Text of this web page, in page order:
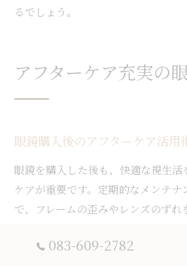
るでしょう。
アフターケア充実の
眼鏡購入後のアフターケア活用
眼鏡を購入した後も、快適な視生活
ケアが重要です。定期的なメンテ
で、フレームの歪みやレンズのずれ
て最適な状態で眼鏡を使用できます
では、無料点検やクリーニング、パ
083-609-2782